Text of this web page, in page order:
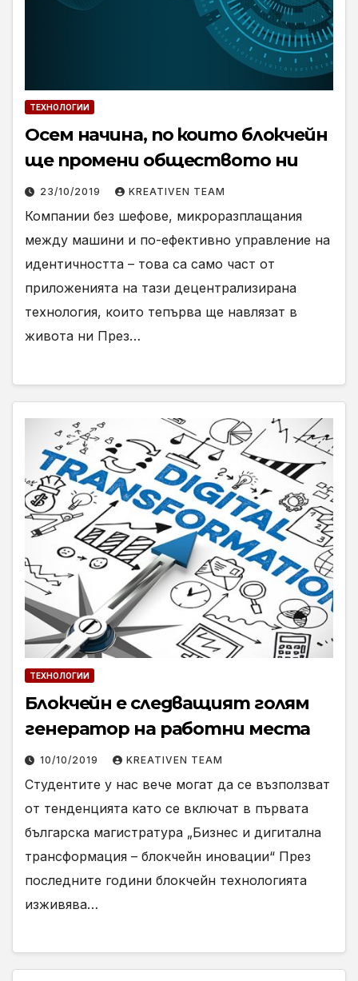
ТЕХНОЛОГИИ
Осем начина, по които блокчейн
ще промени обществото ни
23/10/2019 KREATIVEN TEAM
Компании без шефове, микроразплащания
между машини и по-ефективно управление на
идентичността – това са само част от
приложенията на тази децентрализирана
технология, които тепърва ще навлязат в
живота ни През…
ТЕХНОЛОГИИ
Блокчейн е следващият голям
генератор на работни места
10/10/2019 KREATIVEN TEAM
Студентите у нас вече могат да се възползват
от тенденцията като се включат в първата
българска магистратура „Бизнес и дигитална
трансформация – блокчейн иновации“ През
последните години блокчейн технологията
изживява…